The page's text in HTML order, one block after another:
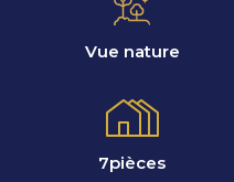
Vue nature
7pièces